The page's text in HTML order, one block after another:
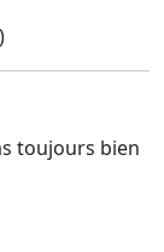
toujours bien